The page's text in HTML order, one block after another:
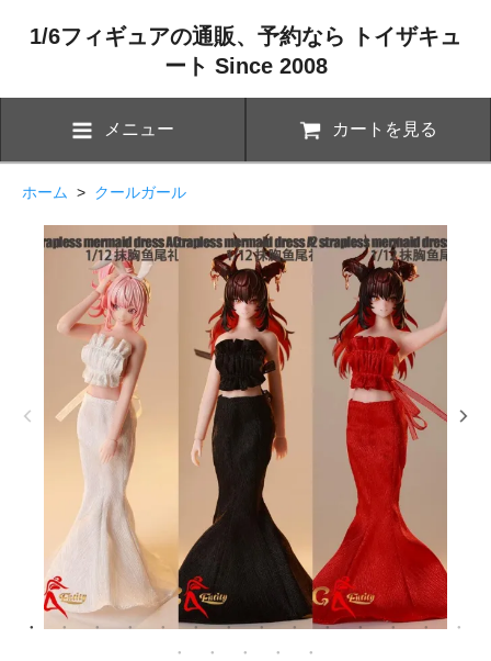
1/6フィギュアの通販、予約なら トイザキュ
ート Since 2008
メニュー カートを見る
ホーム > クールガール